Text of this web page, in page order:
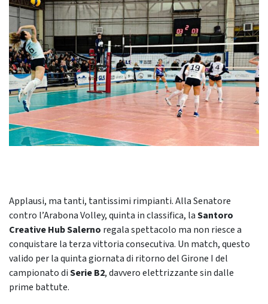
Applausi, ma tanti, tantissimi rimpianti. Alla Senatore
contro l’Arabona Volley, quinta in classifica, laSantoro
Creative Hub Salerno regala spettacolo ma non riesce a
conquistare la terza vittoria consecutiva. Un match, questo
valido per la quinta giornata di ritorno del Girone I del
campionato diSerie B2, davvero elettrizzante sin dalle
prime battute.